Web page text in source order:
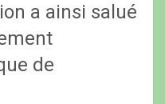
a ainsi salué
de